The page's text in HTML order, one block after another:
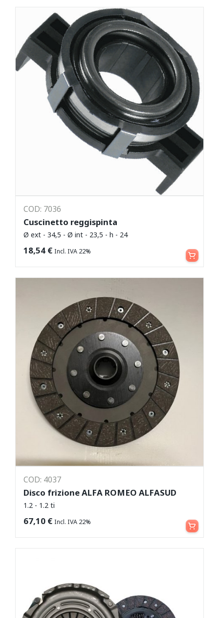
COD: 7036
Cuscinetto reggispinta
Ø ext - 34,5 - Ø int - 23,5 - h - 24
18,54 € Incl. IVA 22% Aggiungi al carrello
COD: 4037
Disco frizione ALFA ROMEO ALFASUD
1.2 - 1.2 ti
67,10 € Incl. IVA 22% Aggiungi al carrello